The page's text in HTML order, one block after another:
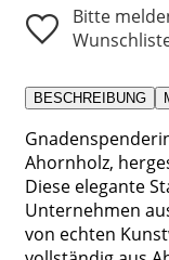
Bitte
BESCHREIBUNG
Ahornholz,
Diese elegante
Unternehmen
von echten